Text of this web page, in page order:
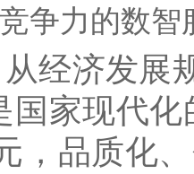
争力的数智
经济发展
国家现代
，品质化